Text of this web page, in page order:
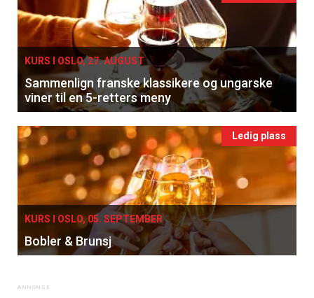
KURS I OSLO, 27. AUGUST
Sammenlign franske klassikere og ungarske
viner til en 5-retters meny
Ledig plass
KURS I OSLO, 05. SEPTEMBER
Bobler & Brunsj